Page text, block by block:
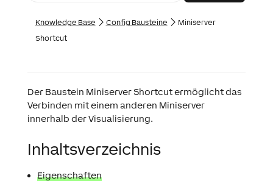
Knowledge Base Config Bausteine
Miniserver
Shortcut
Der Baustein Miniserver Shortcut ermöglicht das
Verbinden mit einem anderen Miniserver
innerhalb der Visualisierung.
Inhaltsverzeichnis
Eigenschaften